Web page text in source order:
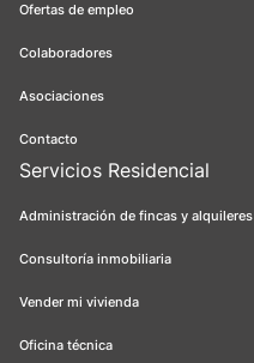
Ofertas de empleo
Colaboradores
Asociaciones
Contacto
Servicios Residencial
Administración de fincas y alquileres
Consultoría inmobiliaria
Vender mi vivienda
Oficina técnica